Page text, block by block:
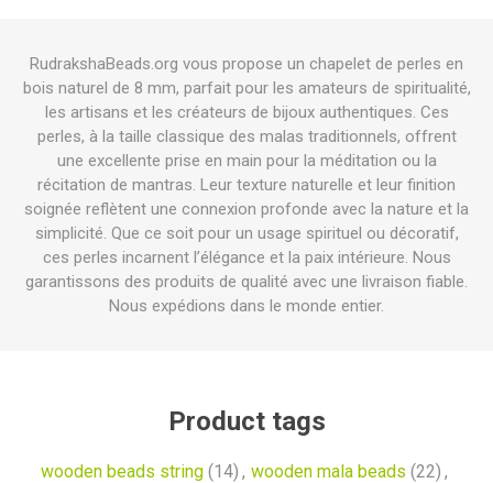
RudrakshaBeads.org vous propose un chapelet de perles en
bois naturel de 8 mm, parfait pour les amateurs de spiritualité,
les artisans et les créateurs de bijoux authentiques. Ces
perles, à la taille classique des malas traditionnels, offrent
une excellente prise en main pour la méditation ou la
récitation de mantras. Leur texture naturelle et leur finition
soignée reflètent une connexion profonde avec la nature et la
simplicité. Que ce soit pour un usage spirituel ou décoratif,
ces perles incarnent l’élégance et la paix intérieure. Nous
garantissons des produits de qualité avec une livraison fiable.
Nous expédions dans le monde entier.
Product tags
wooden beads string (14) , wooden mala beads (22) ,